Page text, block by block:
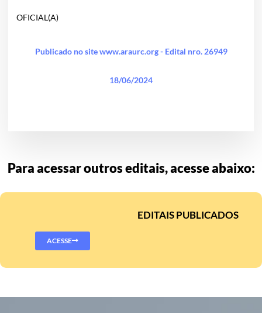
OFICIAL(A)
Publicado no site www.araurc.org - Edital nro. 26949
18/06/2024
Para acessar outros editais, acesse abaixo:
EDITAIS PUBLICADOS
ACESSE